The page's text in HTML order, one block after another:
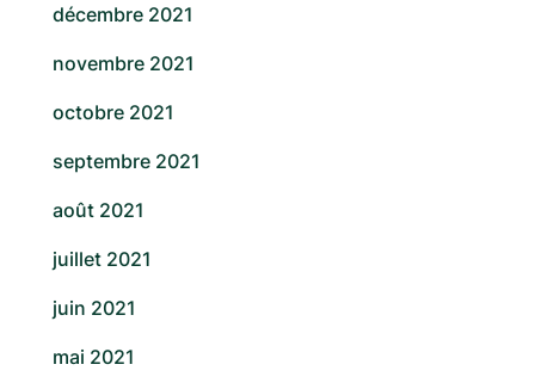
décembre 2021
novembre 2021
octobre 2021
septembre 2021
août 2021
juillet 2021
juin 2021
mai 2021